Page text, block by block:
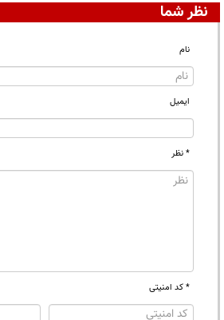
نظر شما
نام
ایمیل
* نظر
* کد امنیتی